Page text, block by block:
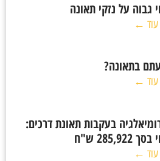
גבוה על נזקי תאונה
עוד ←
בתאונה?
עוד ←
בעקבות תאונת דרכים:
285,922 ש"ח
עוד ←